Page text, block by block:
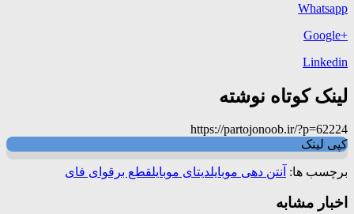
Whatsapp
+Google
Linkedin
لینک کوتاه نوشته
https://partojonoob.ir/?p=62224
کپی لینک
برچسب ها: آنتن دهی موبایلدیتای موبایلقطع برقوای فای
اخبار مشابه